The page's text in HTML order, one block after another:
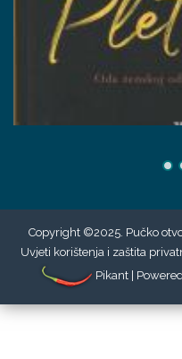
Copyright ©2025. Pučko
Uvjeti korištenja i zaštita
Pikant |